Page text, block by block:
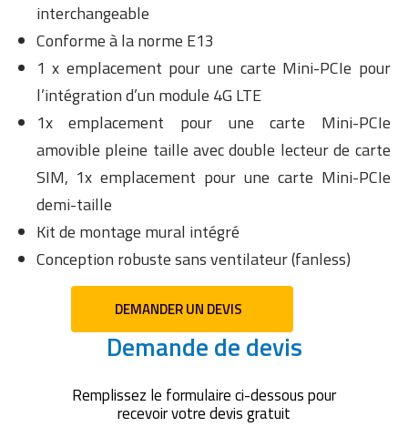
interchangeable
Conforme à la norme E13
1 x emplacement pour une carte Mini-PCIe pour
l’intégration d’un module 4G LTE
1x emplacement pour une carte Mini-PCIe
amovible pleine taille avec double lecteur de carte
SIM, 1x emplacement pour une carte Mini-PCIe
demi-taille
Kit de montage mural intégré
Conception robuste sans ventilateur (fanless)
DEMANDER UN DEVIS
Demande de devis
Remplissez le formulaire ci-dessous pour
recevoir votre devis gratuit